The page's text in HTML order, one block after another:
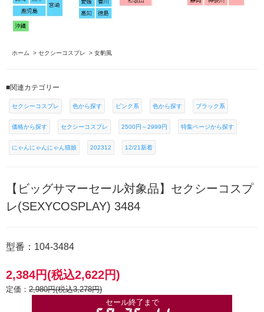
ホーム > セクシーコスプレ > 女豹風
■関連カテゴリー
セクシーコスプレ 色から探す ピンク系 色から探す ブラック系
価格から探す セクシーコスプレ 2500円～2999円 特集ページから探す
にゃんにゃんにゃん猫娘 202312 12/21新着
【ビッグサマーセール対象品】セクシーコスプ
レ(SEXYCOSPLAY) 3484
型番：104-3484
2,384円(税込2,622円)
定価： 2,980円(税込3,278円)